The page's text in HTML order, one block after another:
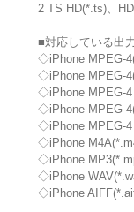
2 TS HD(*.ts)、
■対応している出
◇iPhone MPEG-
◇iPhone MPEG-
◇iPhone MPEG-4
◇iPhone MPEG-
◇iPhone MPEG-4
◇iPhone
◇iPhone
◇iPhone
◇iPhone